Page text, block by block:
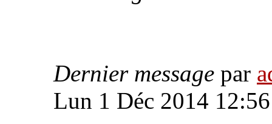
Dernier message par
Lun 1 Déc 2014 12:56